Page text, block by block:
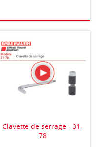
Clavette de serrage - 31-
78